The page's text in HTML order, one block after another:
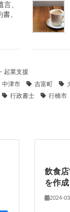
、
、
起業支援
中津市 吉富町
行政書士 行橋市
飲食
を作成
2024-